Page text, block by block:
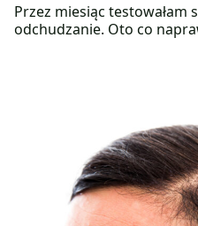
Przez miesiąc testowałam
odchudzanie. Oto co